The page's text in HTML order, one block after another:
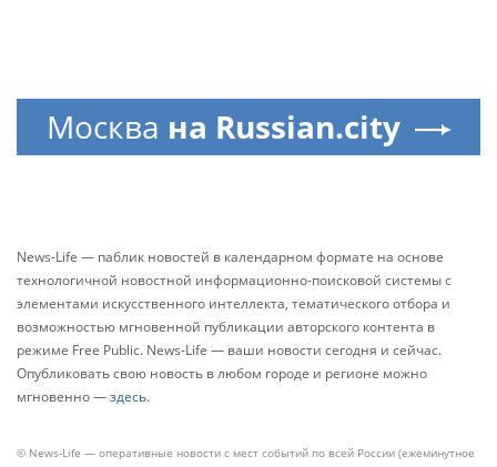
Москва на Russian.city
News-Life — паблик новостей в календарном формате на основе
технологичной новостной информационно-поисковой системы с
элементами искусственного интеллекта, тематического отбора и
возможностью мгновенной публикации авторского контента в
режиме Free Public. News-Life — ваши новости сегодня и сейчас.
Опубликовать свою новость в любом городе и регионе можно
мгновенно —здесь.
© News-Life — оперативные новости с мест событий по всей России (ежеминутное